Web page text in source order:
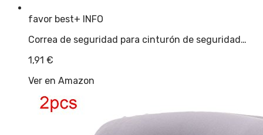
favor best+ INFO
Correa de seguridad para cinturón de seguridad…
1,91 €
Ver en Amazon